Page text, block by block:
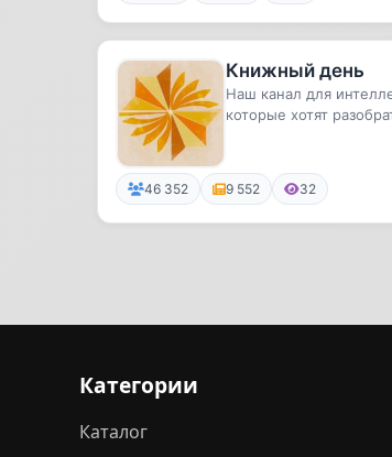
Книжный день
Наш канал для
которые хотят
46 352 9 552 32
Категории
Каталог